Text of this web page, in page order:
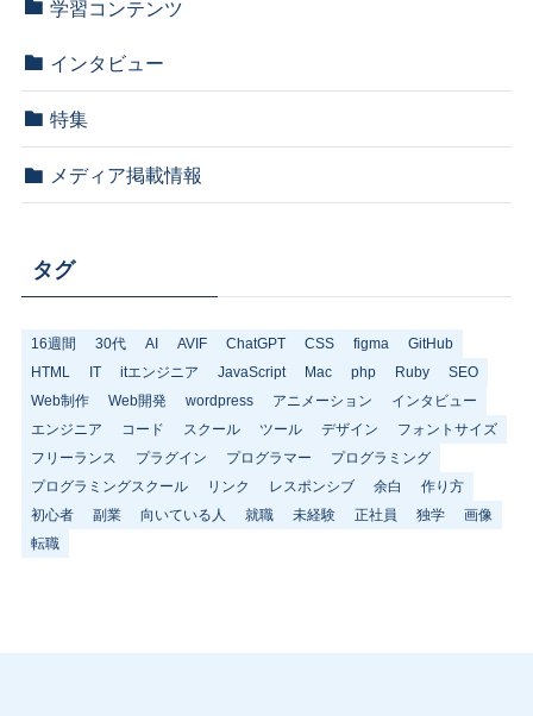
学習コンテンツ
インタビュー
特集
メディア掲載情報
タグ
16週間 30代 AI AVIF ChatGPT CSS figma
GitHub
HTML
IT itエンジニア JavaScript Mac php Ruby
SEO
Web制作
Web開発 wordpress アニメーション
インタビュー
エンジニア
コード スクール ツール デザイン
フォントサイズ
フリーランス
プラグイン プログラマー
プログラミング
プログラミングスクール
リンク レスポンシブ 余白
作り方
初心者
副業 向いている人 就職 未経験 正社員 独学
画像
転職